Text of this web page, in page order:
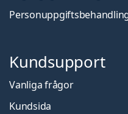
Kundsupport
Vanliga frågor
Kundsida